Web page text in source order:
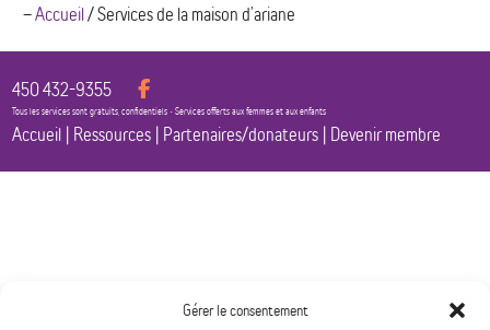
Gérer le consentement
--Accueil/Services de la maison d’ariane
450 432-9355
Tous les services sont gratuits, confidentiels • Services offerts aux femmes et aux enfants
Accueil | Ressources | Partenaires/donateurs | Devenir membre